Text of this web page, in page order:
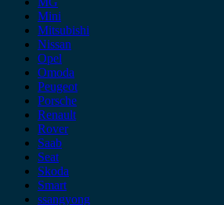
Mini
Mitsubishi
Nissan
Opel
Omoda
Peugeot
Porsche
Renault
Rover
Saab
Seat
Skoda
Smart
ssangyong